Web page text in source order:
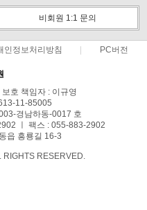
비회원 1:1 문의
인정보처리방침 PC버전
호 책임자 : 이규영
11-85005
경남하동-0017 호
ㅣ 팩스 : 055-883-2902
읍 흥룡길 16-3
RIGHTS RESERVED.